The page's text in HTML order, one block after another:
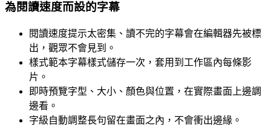
為閱讀速度而設的字幕
閱讀速度提示太密集、讀不完的字幕會在編輯器先被標
出，觀眾不會見到。
樣式範本字幕樣式儲存一次，套用到工作區內每條影
片。
即時預覽字型、大小、顏色與位置，在實際畫面上邊調
邊看。
字級自動調整長句留在畫面之內，不會衝出邊緣。